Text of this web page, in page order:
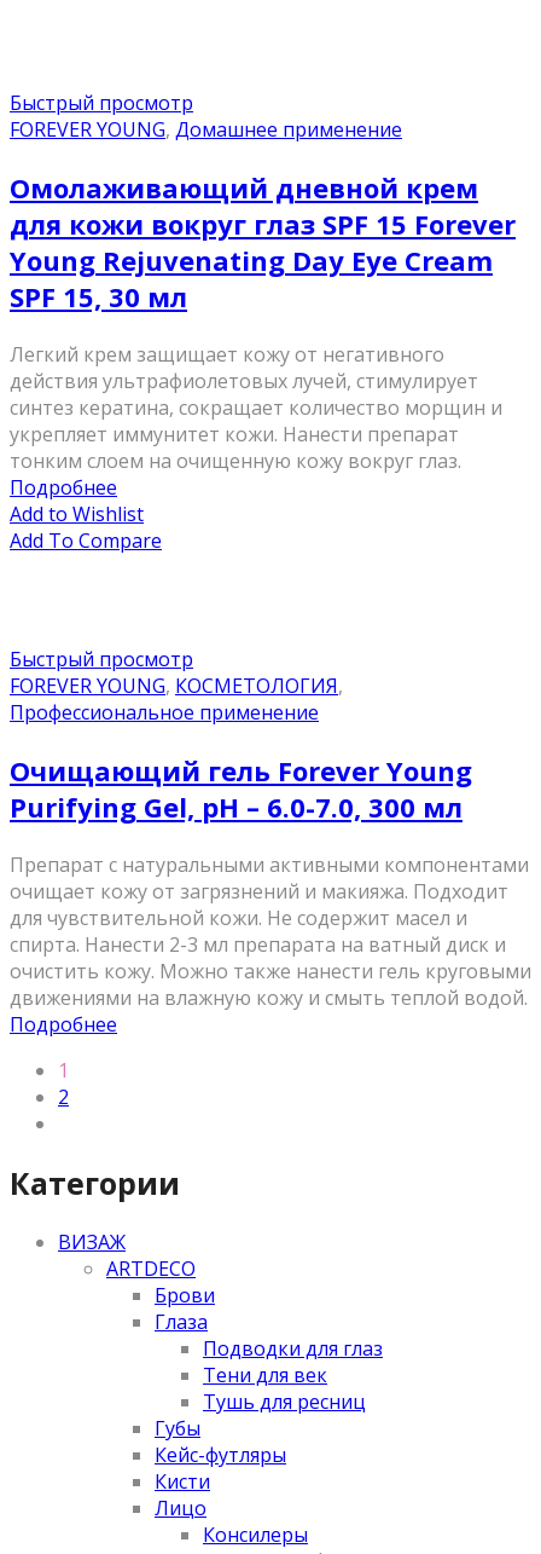
Быстрый просмотр
FOREVER YOUNG, Домашнее применение
Омолаживающий дневной крем
для кожи вокруг глаз SPF 15 Forever
Young Rejuvenating Day Eye Cream
SPF 15, 30 мл
Легкий крем защищает кожу от негативного
действия ультрафиолетовых лучей, стимулирует
синтез кератина, сокращает количество морщин и
укрепляет иммунитет кожи. Нанести препарат
тонким слоем на очищенную кожу вокруг глаз.
Подробнее
Add to Wishlist
Add To Compare
Быстрый просмотр
FOREVER YOUNG, КОСМЕТОЛОГИЯ,
Профессиональное применение
Очищающий гель Forever Young
Purifying Gel, pH – 6.0-7.0, 300 мл
Препарат с натуральными активными компонентами
очищает кожу от загрязнений и макияжа. Подходит
для чувствительной кожи. Не содержит масел и
спирта. Нанести 2-3 мл препарата на ватный диск и
очистить кожу. Можно также нанести гель круговыми
движениями на влажную кожу и смыть теплой водой.
Подробнее
1
2
Категории
ВИЗАЖ
ARTDECO
Брови
Глаза
Подводки для глаз
Тени для век
Тушь для ресниц
Губы
Кейс-футляры
Кисти
Лицо
Консилеры